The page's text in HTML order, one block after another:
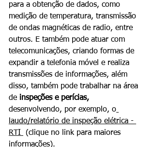
para a obtenção de dados, como
medição de temperatura, transmissão
de ondas magnéticas de radio, entre
outros. E também pode atuar com
telecomunicações, criando formas de
expandir a telefonia móvel e realiza
transmissões de informações, além
disso, também pode trabalhar na área
de inspeções e perícias,
desenvolvendo, por exemplo, o
laudo/relatório de inspeção elétrica -
RTI
(clique no link para maiores
informações).